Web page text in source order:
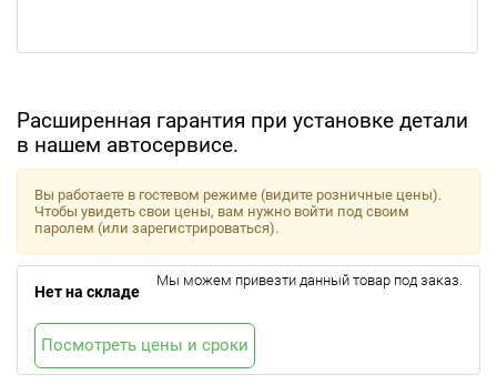
Расширенная гарантия при установке детали
в нашем автосервисе.
Вы работаете в гостевом режиме (видите розничные цены).
Чтобы увидеть свои цены, вам нужно войти под своим
паролем (или зарегистрироваться).
Нет на складе
Мы можем привезти данный товар под заказ.
Посмотреть цены и сроки